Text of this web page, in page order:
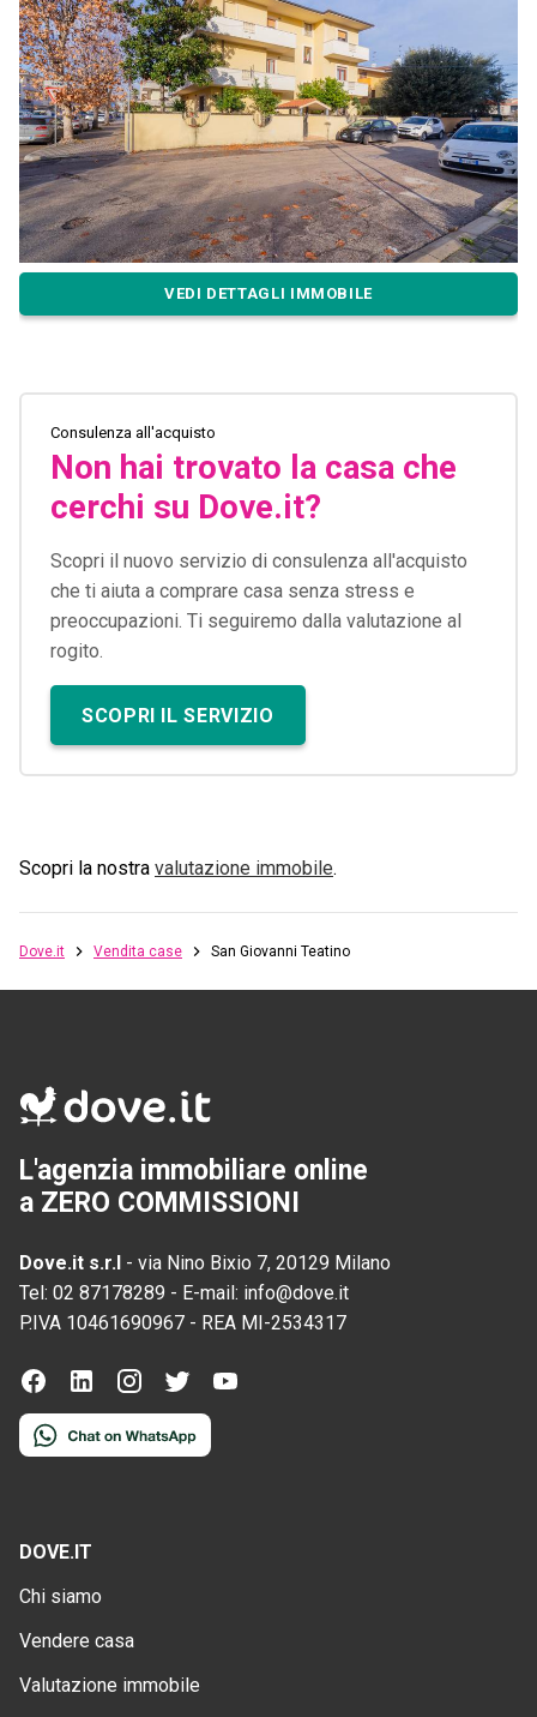
VEDI DETTAGLI IMMOBILE
Consulenza all'acquisto
Non hai trovato la casa che
cerchi su Dove.it?
Scopri il nuovo servizio di consulenza all'acquisto
che ti aiuta a comprare casa senza stress e
preoccupazioni. Ti seguiremo dalla valutazione al
rogito.
SCOPRI IL SERVIZIO
Scopri la nostra valutazione immobile.
Dove.it Vendita case San Giovanni Teatino
L'agenzia immobiliare online
a ZERO COMMISSIONI
Dove.it s.r.l - via Nino Bixio 7, 20129 Milano
Tel: 02 87178289 - E-mail: info@dove.it
P.IVA 10461690967 - REA MI-2534317
DOVE.IT
Chi siamo
Vendere casa
Valutazione immobile